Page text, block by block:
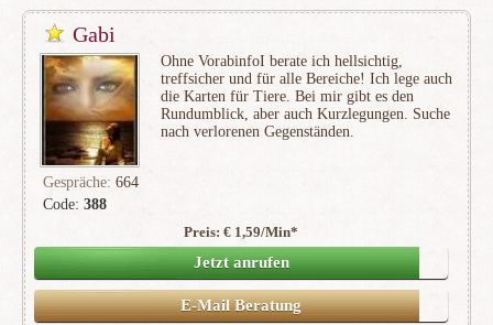
Gabi
Code: 388
Ohne VorabinfoI berate ich hellsichtig,
treffsicher und für alle Bereiche! Ich lege auch
die Karten für Tiere. Bei mir gibt es den
Rundumblick, aber auch Kurzlegungen. Suche
nach verlorenen Gegenständen.
Gespräche: 664
(54)
Preis: € 1,59/Min*
Jetzt anrufen
E-Mail Beratung